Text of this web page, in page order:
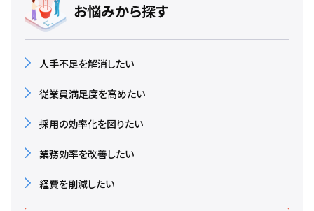
お悩みから探す
人手不足を解消したい
従業員満足度を高めたい
採用の効率化を図りたい
業務効率を改善したい
経費を削減したい